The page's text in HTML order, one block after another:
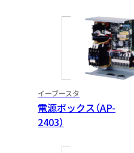
イーブースタ
電源ボックス（AP-
2403）